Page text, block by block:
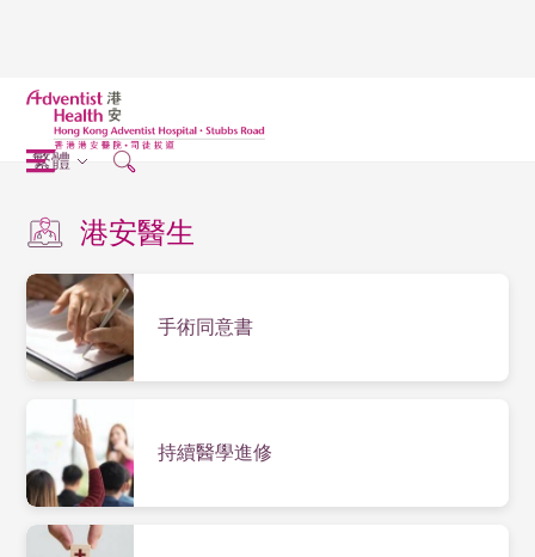
繁體
港安醫生
手術同意書
持續醫學進修